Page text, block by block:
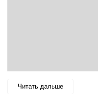
Читать дальше